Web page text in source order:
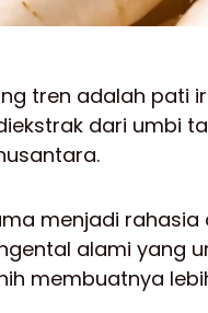
tren adalah pati
dari umbi
menjadi
alami yang
membuatnya